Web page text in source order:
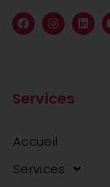
Services
Accueil
Services